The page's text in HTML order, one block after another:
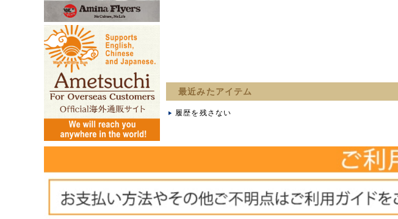
最近みたアイテム
履歴を残さない